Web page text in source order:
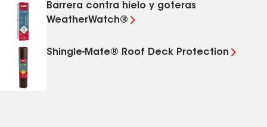
Barrera contra hielo y goteras
WeatherWatch®
Shingle-Mate® Roof Deck Protection